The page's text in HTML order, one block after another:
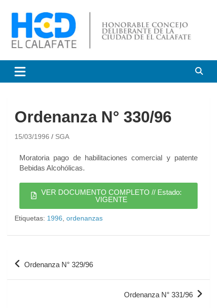
Honorable Concejo
Deliberante de El Calafate
Ordenanza N° 330/96
15/03/1996 SGA
Moratoria pago de habilitaciones comercial y patente
Bebidas Alcohólicas.
VER DOCUMENTO COMPLETO // Estado:
VIGENTE
Etiquetas: 1996 ordenanzas
Ordenanza N° 329/96
Ordenanza N° 331/96